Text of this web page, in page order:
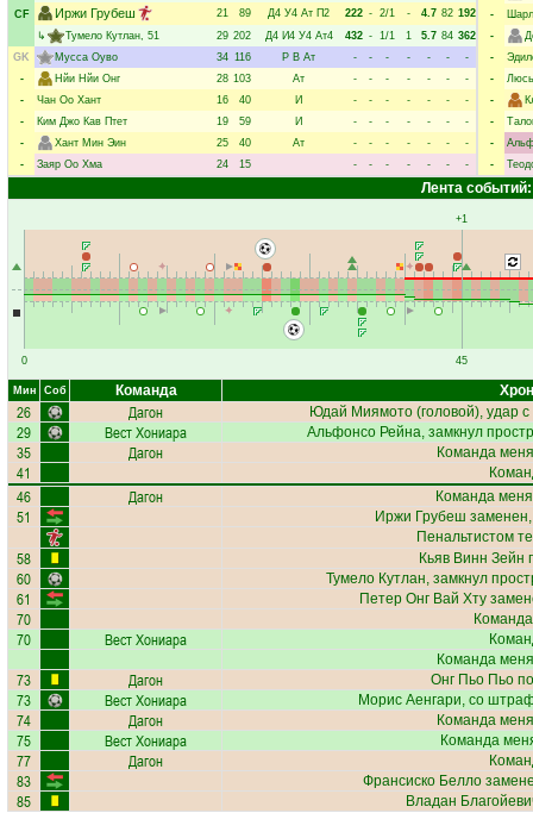
CF
Иржи Грубеш 21 89 Д4 У4 Ат П2 222 - 2/1 - 4.7 82 192
↳
Тумело Кутлан, 51 29 202 Д4 И4 У4 Ат4 432 - 1/1 1 5.7 84 362
GK
Мусса Оуво 34 116 Р В Ат - - - - - -
-
-
Нйи Нйи Онг 28 103 Ат - - - - - -
-
-
Чан Оо Хант 16 40 И - - - - - -
-
-
Ким Джо Кав Птет 19 59 И - - - - - -
-
-
Хант Мин Эин 25 40 Ат - - - - - -
-
-
Заяр Оо Хма 24 15 - - - - - - -
-
-
-
-
-
-
-
-
Лента событий:
0
+1
45
Мин Соб Команда
26 Дагон Юдай Миямото(головой), удар с
29 Вест Хониара Альфонсо Рейна, замкнул
35 Дагон Команда
41
46 Дагон Команда
51 Иржи Грубеш
Пенальтистом
58 Кьяв Винн Зейн
60 Тумело Кутлан, замкнул
61 Петер Онг Вай Хту
70
70 Вест Хониара
Команда
73 Дагон Онг Пьо Пьо
73 Вест Хониара Морис Аенгари, со
74 Дагон Команда
75 Вест Хониара Команда
77 Дагон
83 Франсиско Белло
85 Владан